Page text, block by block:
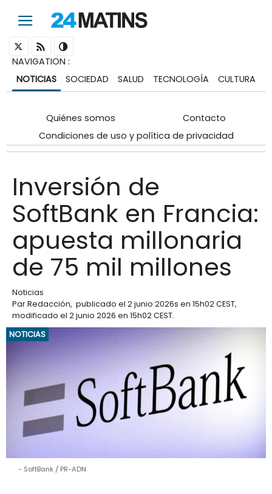
NAVIGATION :
NOTICIAS
SOCIEDAD SALUD TECNOLOGÍA CULTURA
Quiénes somos
Contacto
Condiciones de uso y política de privacidad
Inversión de
SoftBank en Francia:
apuesta millonaria
de 75 mil millones
Noticias
ParRedacción, publicado el 2 junio 2026s en 15h02 CEST,
modificado el 2 junio 2026 en 15h02 CEST.
NOTICIAS
SoftBank / PR-ADN